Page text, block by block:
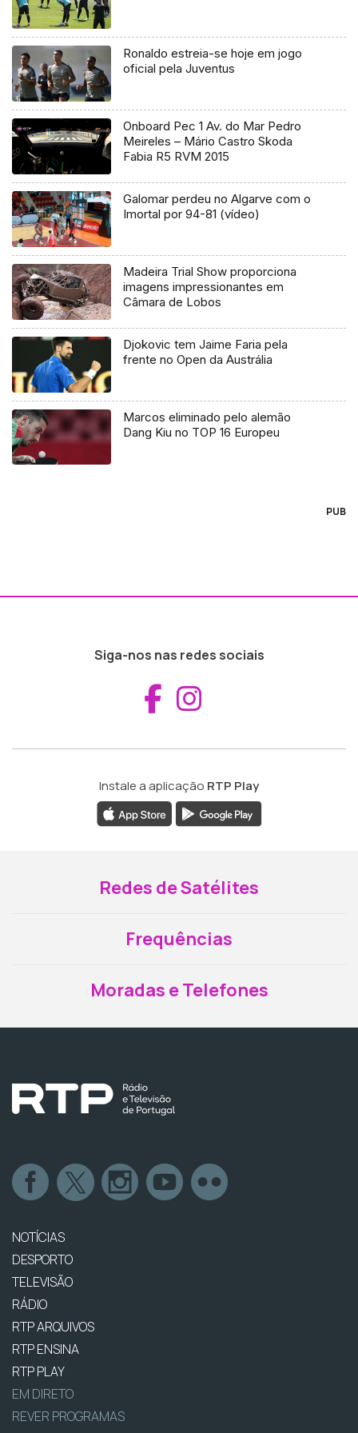
Ronaldo estreia-se hoje em jogo
oficial pela Juventus
Onboard Pec 1 Av. do Mar Pedro
Meireles – Mário Castro Skoda
Fabia R5 RVM 2015
Galomar perdeu no Algarve com o
Imortal por 94-81 (vídeo)
Madeira Trial Show proporciona
imagens impressionantes em
Câmara de Lobos
Djokovic tem Jaime Faria pela
frente no Open da Austrália
Marcos eliminado pelo alemão
Dang Kiu no TOP 16 Europeu
PUB
Siga-nos nas redes sociais
Aceder ao
Instale a aplicação RTP Play
Redes de Satélites
Frequências
Moradas e Telefones
NOTÍCIAS
DESPORTO
TELEVISÃO
RÁDIO
RTP ARQUIVOS
RTP ENSINA
RTP PLAY
EM DIRETO
REVER PROGRAMAS